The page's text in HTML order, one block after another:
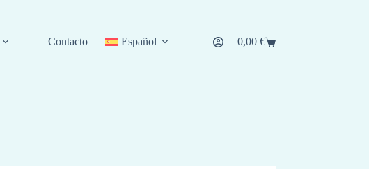
Contacto Español
Carro
0,00 €